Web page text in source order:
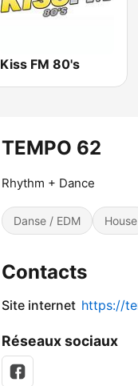
Kiss FM 80's
TEMPO 62
Rhythm + Dance
Danse / EDM House
Contacts
Site internet https://
Réseaux sociaux